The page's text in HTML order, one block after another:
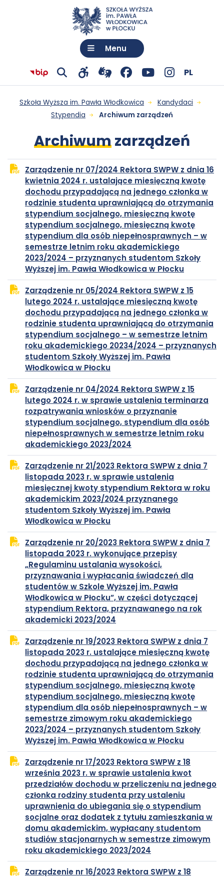
Archiwum
zarządzeń
-
Szkoła
Wyższa
im.
Pawła
Włodkowica
Menu
informacji
Publicznej
Wyższej
im.
Pawła
Włodkowica
wyszukiwarkę
narzędzia
do
z
tłumaczem
języka
migowego
się
nowej
karcie
-
się
w
nowej
karcie
się
nowej
karcie
-
się
w
nowej
karcie
się
nowej
karcie
-
się
w
nowej
karcie
się
nowej
karcie
Język:
Polski
PL
Szkoła Wyższa im. Pawła Włodkowica
Kandydaci
Stypendia
Archiwum zarządzeń
Archiwumzarządzeń
Zarządzenie nr 07/2024 Rektora SWPW z dnia 16
kwietnia 2024 r. ustalające miesięczną kwotę
dochodu przypadającą na jednego członka w
rodzinie studenta uprawniającą do otrzymania
stypendium socjalnego, miesięczną kwotę
stypendium socjalnego, miesięczną kwotę
stypendium dla osób niepełnosprawnych – w
semestrze letnim roku akademickiego
2023/2024 – przyznanych studentom Szkoły
Wyższej im. Pawła Włodkowica w Płocku
PDF
się
w
nowej
karcie
Zarządzenie nr 05/2024 Rektora SWPW z 15
lutego 2024 r. ustalające miesięczną kwotę
dochodu przypadającą na jednego członka w
rodzinie studenta uprawniającą do otrzymania
stypendium socjalnego – w semestrze letnim
roku akademickiego 20234/2024 – przyznanych
studentom Szkoły Wyższej im. Pawła
Włodkowica w Płocku
PDF
się
w
nowej
karcie
Zarządzenie nr 04/2024 Rektora SWPW z 15
lutego 2024 r. w sprawie ustalenia terminarza
rozpatrywania wniosków o przyznanie
stypendium socjalnego, stypendium dla osób
niepełnosprawnych w semestrze letnim roku
akademickiego 2023/2024
PDF
się
w
nowej
karcie
Zarządzenie nr 21/2023 Rektora SWPW z dnia 7
listopada 2023 r. w sprawie ustalenia
miesięcznej kwoty stypendium Rektora w roku
akademickim 2023/2024 przyznanego
studentom Szkoły Wyższej im. Pawła
Włodkowica w Płocku
PDF
się
w
nowej
karcie
Zarządzenie nr 20/2023 Rektora SWPW z dnia 7
listopada 2023 r. wykonujące przepisy
„Regulaminu ustalania wysokości,
przyznawania i wypłacania świadczeń dla
studentów w Szkole Wyższej im. Pawła
Włodkowica w Płocku”, w części dotyczącej
stypendium Rektora, przyznawanego na rok
akademicki 2023/2024
PDF
się
w
nowej
karcie
Zarządzenie nr 19/2023 Rektora SWPW z dnia 7
listopada 2023 r. ustalające miesięczną kwotę
dochodu przypadającą na jednego członka w
rodzinie studenta uprawniającą do otrzymania
stypendium socjalnego, miesięczną kwotę
stypendium socjalnego, miesięczną kwotę
stypendium dla osób niepełnosprawnych – w
semestrze zimowym roku akademickiego
2023/2024 – przyznanych studentom Szkoły
Wyższej im. Pawła Włodkowica w Płocku
PDF
się
w
nowej
karcie
Zarządzenie nr 17/2023 Rektora SWPW z 18
września 2023 r. w sprawie ustalenia kwot
przedziałów dochodu w przeliczeniu na jednego
członka rodziny studenta przy ustaleniu
uprawnienia do ubiegania się o stypendium
socjalne oraz dodatek z tytułu zamieszkania w
domu akademickim, wypłacany studentom
studiów stacjonarnych w semestrze zimowym
roku akademickiego 2023/2024
PDF
się
w
Zarządzenie nr 16/2023 Rektora SWPW z 18